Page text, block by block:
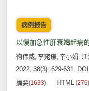
病例报告
以慢加急性肝衰竭起病
鞠伟威, 李宛谦, 辛小娟, 江
2022, 38(3): 629-631.
摘要(1633) HTML (276)